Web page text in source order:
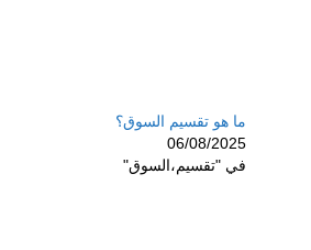
ما هو تقسيم السوق؟
06/08/2025
في "تقسيم،السوق"